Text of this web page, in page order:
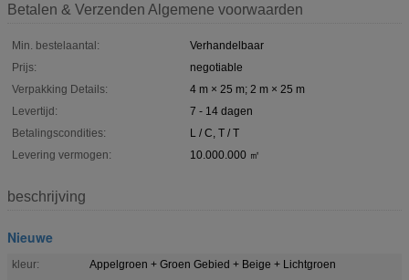
Betalen & Verzenden Algemene voorwaarden
Min. bestelaantal:
Verhandelbaar
Prijs:
negotiable
Verpakking Details:
4 m × 25 m; 2 m × 25 m
Levertijd:
7 - 14 dagen
Betalingscondities:
L / C, T / T
Levering vermogen:
10.000.000 ㎡
beschrijving
Nieuwe
kleur:
Appelgroen + Groen Gebied + Beige + Lichtgroen